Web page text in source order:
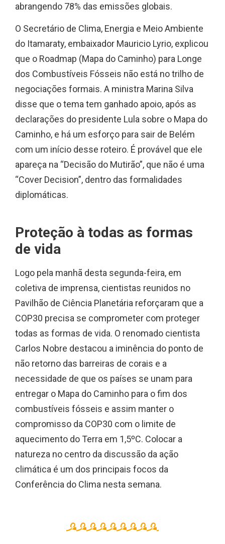
abrangendo 78% das emissões globais.
O Secretário de Clima, Energia e Meio Ambiente
do Itamaraty, embaixador Mauricio Lyrio, explicou
que o Roadmap (Mapa do Caminho) para Longe
dos Combustíveis Fósseis não está no trilho de
negociações formais. A ministra Marina Silva
disse que o tema tem ganhado apoio, após as
declarações do presidente Lula sobre o Mapa do
Caminho, e há um esforço para sair de Belém
com um início desse roteiro. É provável que ele
apareça na “Decisão do Mutirão”, que não é uma
“Cover Decision”, dentro das formalidades
diplomáticas.
Proteção à todas as formas
de vida
Logo pela manhã desta segunda-feira, em
coletiva de imprensa, cientistas reunidos no
Pavilhão de Ciência Planetária reforçaram que a
COP30 precisa se comprometer com proteger
todas as formas de vida. O renomado cientista
Carlos Nobre destacou a iminência do ponto de
não retorno das barreiras de corais e a
necessidade de que os países se unam para
entregar o Mapa do Caminho para o fim dos
combustíveis fósseis e assim manter o
compromisso da COP30 com o limite de
aquecimento do Terra em 1,5ºC. Colocar a
natureza no centro da discussão da ação
climática é um dos principais focos da
Conferência do Clima nesta semana.